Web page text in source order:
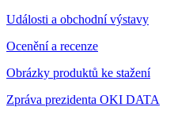
Události a obchodní výstavy
Ocenění a recenze
Obrázky produktů ke stažení
Zpráva prezidenta OKI DATA